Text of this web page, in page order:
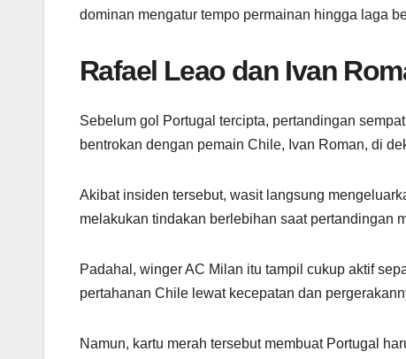
dominan mengatur tempo permainan hingga laga
Rafael Leao dan Ivan
Sebelum gol Portugal tercipta, pertandingan
bentrokan dengan pemain Chile, Ivan Roman, di
Akibat insiden tersebut, wasit langsung
melakukan tindakan berlebihan saat pertandingan
Padahal, winger AC Milan itu tampil cukup aktif
pertahanan Chile lewat kecepatan dan
Namun, kartu merah tersebut membuat Portugal